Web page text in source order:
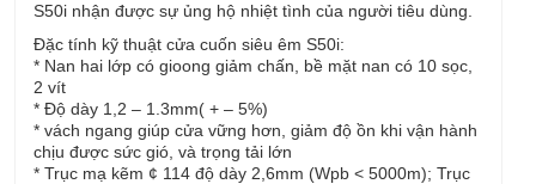
S50i nhận được sự ủng hộ nhiệt tình của người tiêu dùng.
Đặc tính kỹ thuật cửa cuốn siêu êm S50i:
* Nan hai lớp có gioong giảm chấn, bề mặt nan có 10 sọc,
2 vít
* Độ dày 1,2 – 1.3mm( + – 5%)
* vách ngang giúp cửa vững hơn, giảm độ ồn khi vận hành
chịu được sức gió, và trọng tải lớn
* Trục mạ kẽm ¢ 114 độ dày 2,6mm (Wpb < 5000m); Trục